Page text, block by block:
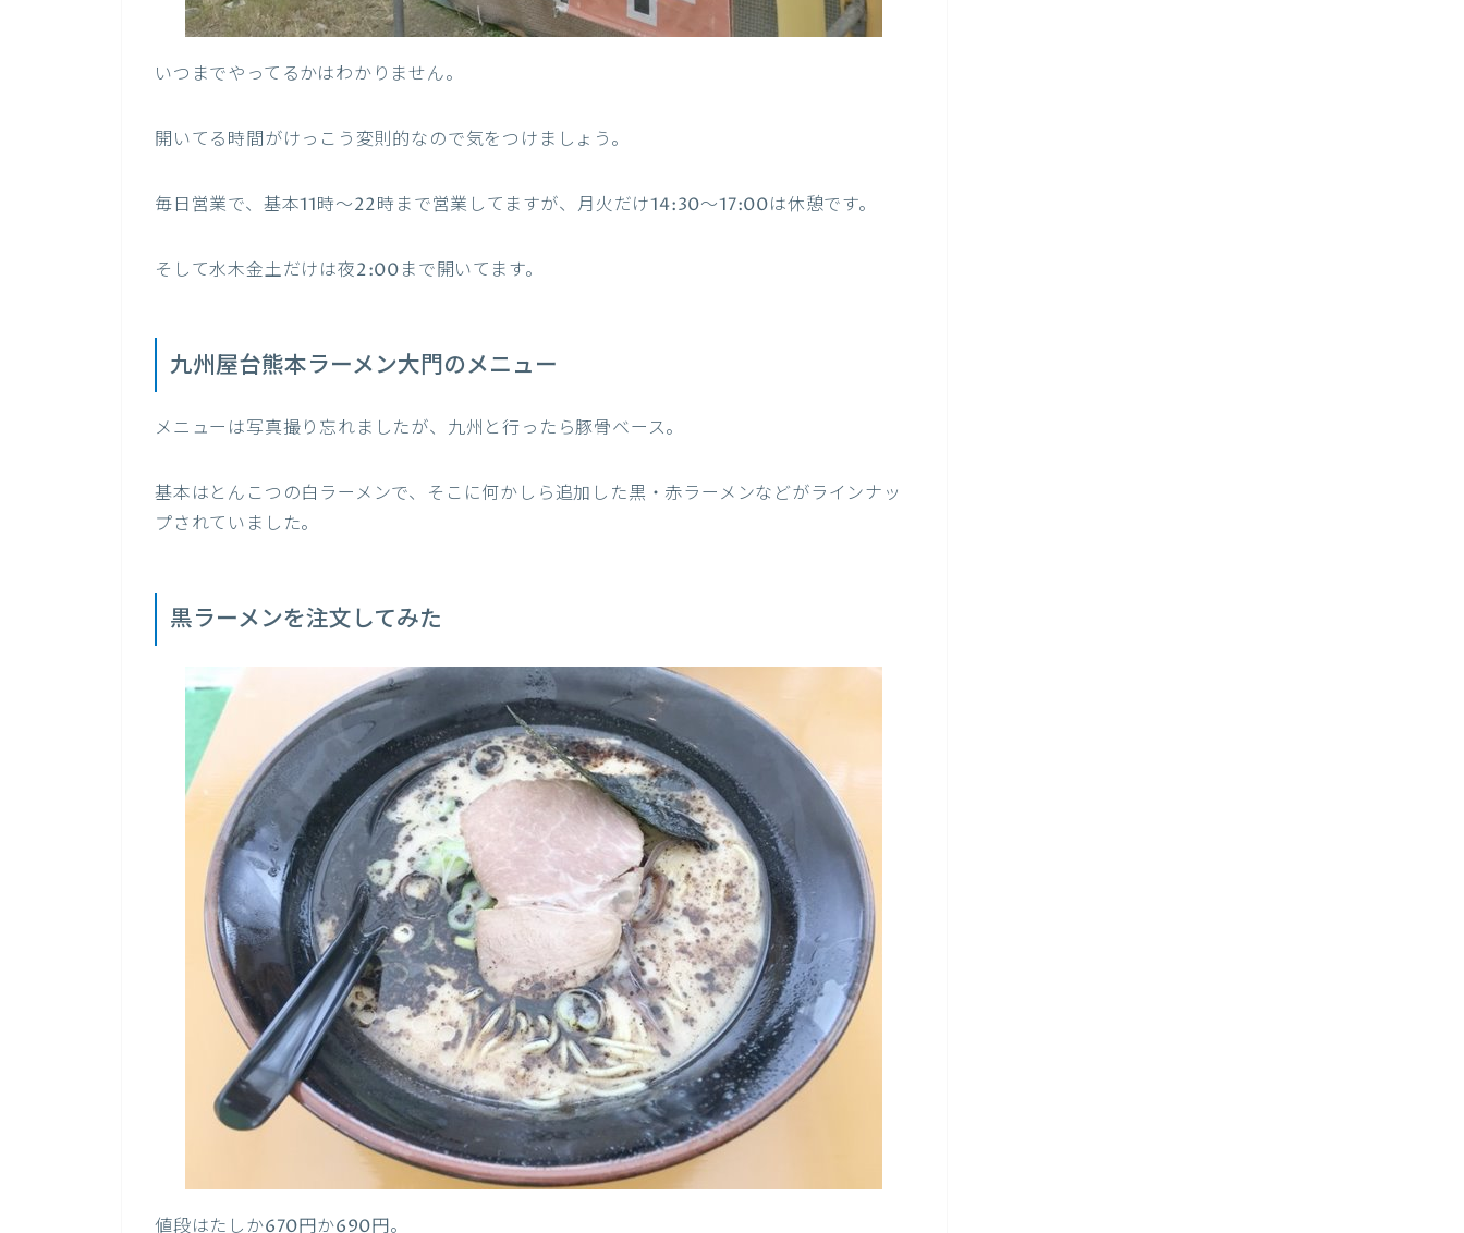
いつまでやってるかはわかりません。
開いてる時間がけっこう変則的なので気をつけましょう。
毎日営業で、基本11時～22時まで営業してますが、月火だけ14:30～17:00は休憩です。
そして水木金土だけは夜2:00まで開いてます。
九州屋台熊本ラーメン大門のメニュー
メニューは写真撮り忘れましたが、九州と行ったら豚骨ベース。
基本はとんこつの白ラーメンで、そこに何かしら追加した黒・赤ラーメンなどがラインナッ
プされていました。
黒ラーメンを注文してみた
値段はたしか670円か690円。